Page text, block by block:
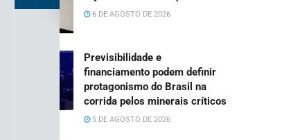
6 DE AGOSTO DE 2026
Previsibilidade e
financiamento podem definir
protagonismo do Brasil na
corrida pelos minerais críticos
5 DE AGOSTO DE 2026